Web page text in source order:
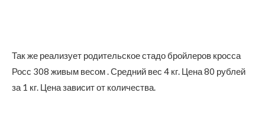
Так же реализует родительское стадо бройлеров кросса
Росс 308 живым весом . Средний вес 4 кг. Цена 80 рублей
за 1 кг. Цена зависит от количества.